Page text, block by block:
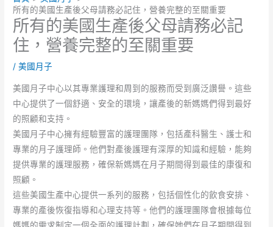
所有的美國生產後父母請務必記住，營養完整的至關重要
所有的美國生產後父母請務必記
住，營養完整的至關重要
/美國月子
美國月子中心以其專業護理和周到的服務而受到廣泛讚譽。這些
中心提供了一個舒適、安全的環境，讓產後的新媽媽們得到最好
的照顧和支持。
美國月子中心擁有經驗豐富的護理團隊，包括產科醫生、護士和
專業的月子護理師。他們對產後護理有深厚的知識和經驗，能夠
提供專業的護理服務，確保新媽媽在月子期間得到最佳的康復和
照顧。
這些美國生產中心提供一系列的服務，包括個性化的飲食安排、
專業的產後恢復指導和心理支持等。他們的護理團隊會根據每位